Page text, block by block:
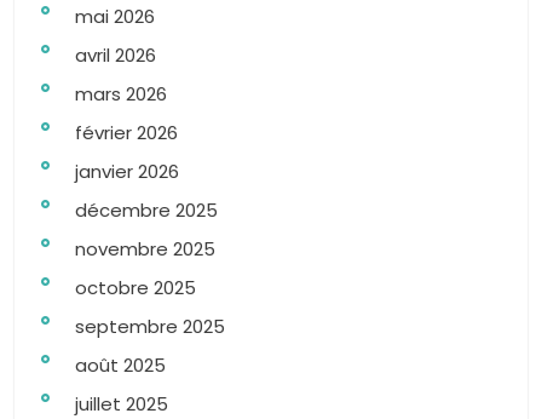
mai 2026
avril 2026
mars 2026
février 2026
janvier 2026
décembre 2025
novembre 2025
octobre 2025
septembre 2025
août 2025
juillet 2025